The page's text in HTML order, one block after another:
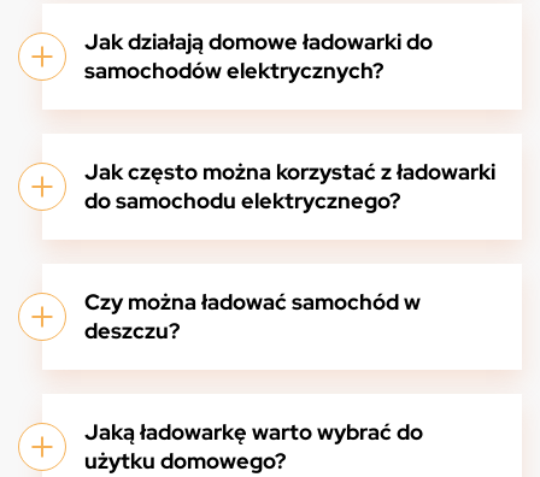
Jak działają domowe ładowarki do
samochodów elektrycznych?
Jak często można korzystać z ładowarki
do samochodu elektrycznego?
Czy można ładować samochód w
deszczu?
Jaką ładowarkę warto wybrać do
użytku domowego?